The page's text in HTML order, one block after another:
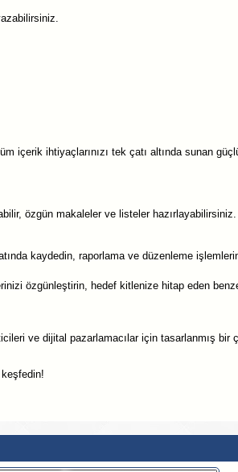
ihtiyaçlarınızı tek çatı altında sunan güçlü
özgün makaleler ve listeler hazırlayabilirsiniz.
kaydedin, raporlama ve düzenleme
özgünleştirin, hedef kitlenize hitap eden
ve dijital pazarlamacılar için tasarlanmış bir